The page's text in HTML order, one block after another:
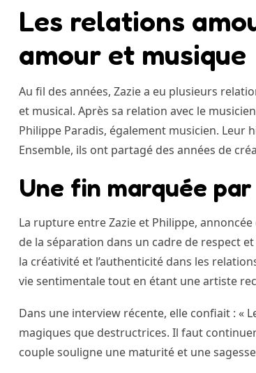
Les relations
amour et musique
Au fil des années, Zazie a eu plusieurs
et musical. Après sa relation avec le
Philippe Paradis, également musicien. Leur
Ensemble, ils ont partagé des années de
Une fin marquée
La rupture entre Zazie et Philippe,
de la séparation dans un cadre de respect
la créativité et l’authenticité dans les
vie sentimentale tout en étant une artiste
Dans une interview récente, elle confiait : «
magiques que destructrices. Il faut
couple souligne une maturité et une